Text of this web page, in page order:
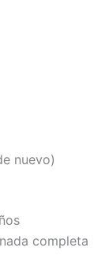
nuevo)
completa